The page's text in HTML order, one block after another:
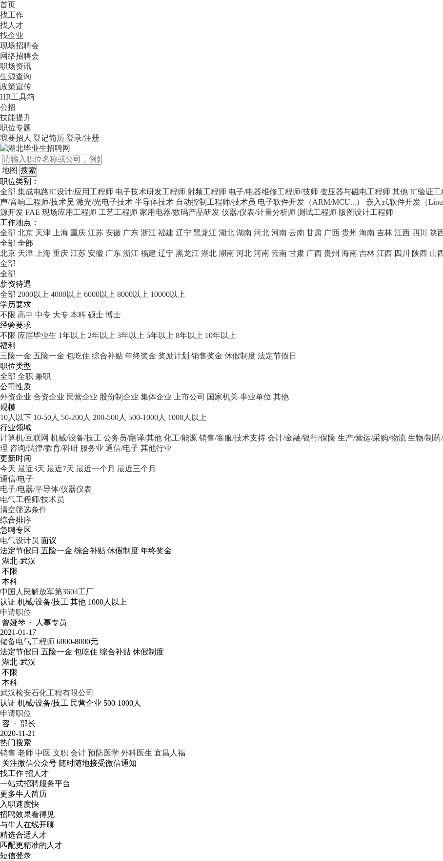
首页
找工作
找人才
找企业
现场招聘会
网络招聘会
职场资讯
生源查询
政策宣传
HR工具箱
公招
技能提升
职位专题
我要招人 登记简历 登录/注册
地图
职位类别：
全部 集成电路IC设计/应用工程师 电子技术研发工程师 射频工程师 电子/电器维修工程师/技师 变压器与磁电工程师 其他 IC验证工
声/音响工程师/技术员 激光/光电子技术 半导体技术 自动控制工程师/技术员 电子软件开发（ARM/MCU...） 嵌入式软件开发（
源开发 FAE 现场应用工程师 工艺工程师 家用电器/数码产品研发 仪器/仪表/计量分析师 测试工程师 版图设计工程师
工作地点：
全部 北京 天津 上海 重庆 江苏 安徽 广东 浙江 福建 辽宁 黑龙江 湖北 湖南 河北 河南 云南 甘肃 广西 贵州 海南 吉林 江西 四川 陕
全部 全部
北京 天津 上海 重庆 江苏 安徽 广东 浙江 福建 辽宁 黑龙江 湖北 湖南 河北 河南 云南 甘肃 广西 贵州 海南 吉林 江西 四川 陕西 山
全部
全部
薪资待遇
全部 2000以上 4000以上 6000以上 8000以上 10000以上
学历要求
不限 高中 中专 大专 本科 硕士 博士
经验要求
不限 应届毕业生 1年以上 2年以上 3年以上 5年以上 8年以上 10年以上
福利
三险一金 五险一金 包吃住 综合补贴 年终奖金 奖励计划 销售奖金 休假制度 法定节假日
职位类型
全部 全职 兼职
公司性质
外资企业 合资企业 民营企业 股份制企业 集体企业 上市公司 国家机关 事业单位 其他
规模
10人以下 10-50人 50-200人 200-500人 500-1000人 1000人以上
行业领域
计算机/互联网 机械/设备/技工 公务员/翻译/其他 化工/能源 销售/客服/技术支持 会计/金融/银行/保险 生产/营运/采购/物流 生物/制药
理 咨询/法律/教育/科研 服务业 通信/电子 其他行业
更新时间
今天 最近3天 最近7天 最近一个月 最近三个月
通信/电子
电子/电器/半导体/仪器仪表
电气工程师/技术员
清空筛选条件
综合排序
急聘专区
电气设计员 面议
法定节假日 五险一金 综合补贴 休假制度 年终奖金
湖北-武汉
不限
本科
中国人民解放军第3604工厂
认证 机械/设备/技工 其他 1000人以上
申请职位
曾娅琴 · 人事专员
2021-01-17
储备电气工程师 6000-8000元
法定节假日 五险一金 包吃住 综合补贴 休假制度
湖北-武汉
不限
本科
武汉检安石化工程有限公司
认证 机械/设备/技工 民营企业 500-1000人
申请职位
容 · 部长
2020-11-21
热门搜索
销售 老师 中医 文职 会计 预防医学 外科医生 宜昌人福
关注微信公众号 随时随地接受微信通知
找工作 招人才
一站式招聘服务平台
更多牛人简历
入职速度快
招聘效果看得见
与牛人在线开聊
精选合适人才
匹配更精准的人才
短信登录